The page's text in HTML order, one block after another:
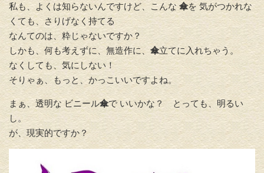
私も、よくは知らないんですけど、こんな 傘を 気がつかれな
くても、さりげなく持てる
なんてのは、粋じゃないですか？
しかも、何も考えずに、無造作に、傘立てに入れちゃう。
なくしても、気にしない！
そりゃぁ、もっと、かっこいいですよね。
まぁ、透明な ビニール傘で いいかな？ とっても、明るい
し。
が、現実的ですか？